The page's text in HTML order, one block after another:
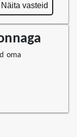
Näita vasteid
oma